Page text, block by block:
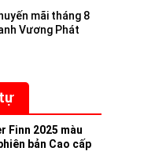
mãi tháng 8
Vương Phát
Finn 2025 màu
bản Cao cấp